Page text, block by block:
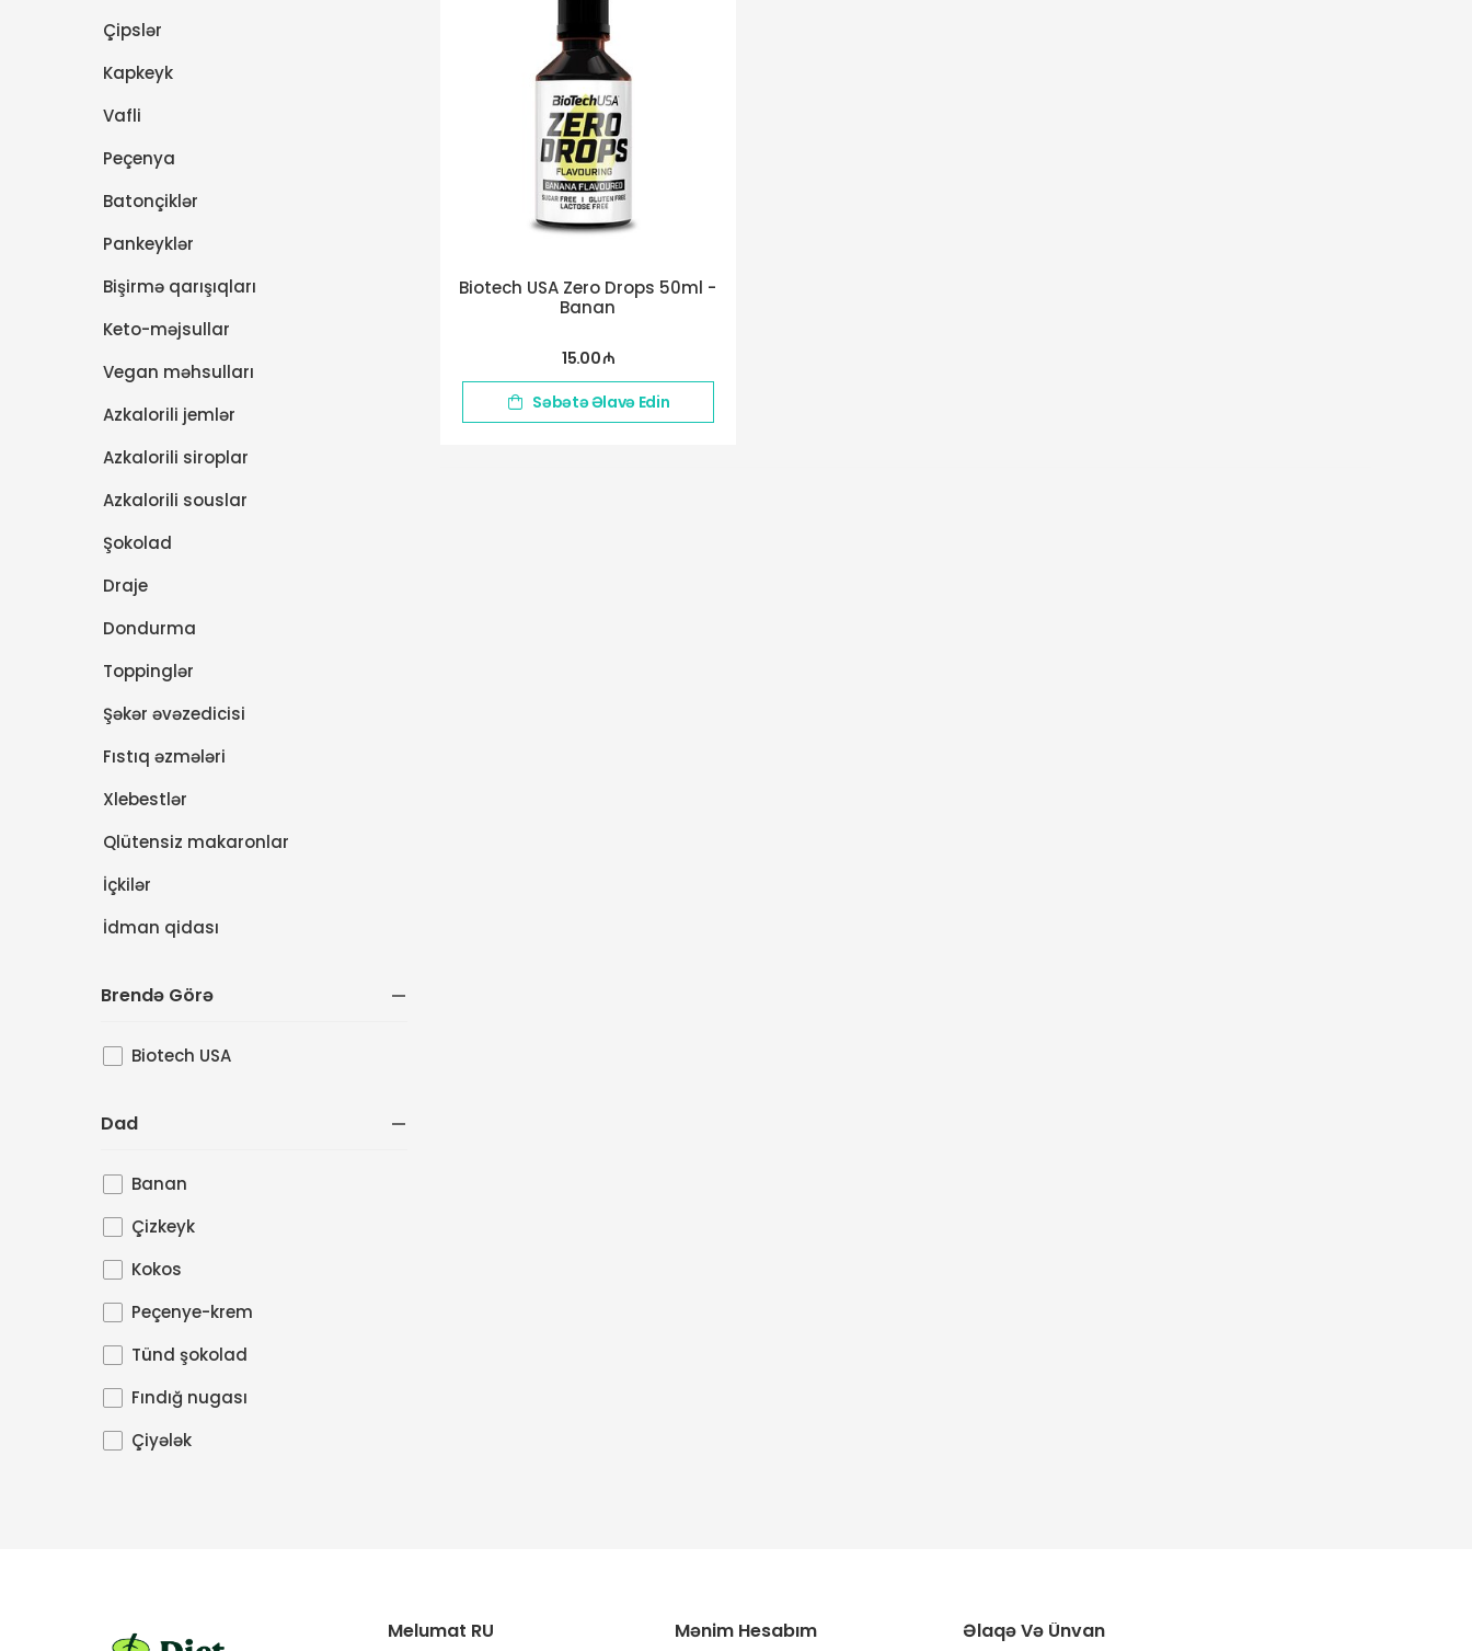
Çipslər
Kapkeyk
Vafli
Peçenya
Batonçiklər
Pankeyklər
Bişirmə qarışıqları
Keto-məjsullar
Vegan məhsulları
Azkalorili jemlər
Azkalorili siroplar
Azkalorili souslar
Şokolad
Draje
Dondurma
Toppinglər
Şəkər əvəzedicisi
Fıstıq əzmələri
Xlebestlər
Qlütensiz makaronlar
İçkilər
İdman qidası
Brendə Görə
Biotech USA
Dad
Banan
Çizkeyk
Kokos
Peçenye-krem
Tünd şokolad
Fındığ nugası
Çiyələk
Biotech USA Zero Drops 50ml -
Banan
15.00 ₼
Səbətə Əlavə Edin
Melumat RU Mənim Hesabım Əlaqə Və Ünvan